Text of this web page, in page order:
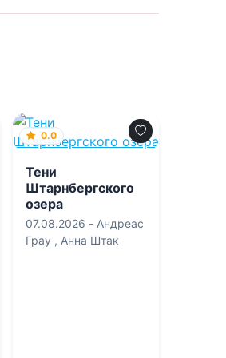
0.0
Тени
Штарнбергского
озера
07.08.2026 - Андреас
Грау , Анна Штак